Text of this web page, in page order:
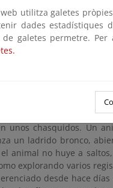
y empiezan a
sin mucha convicción;
y le sigue otro. El
un ciervo volante.
ronronea y palmetea
a media distancia
unos chasquidos. Un
un ladrido bronco,
animal no huye a
explorando varios
desde hace
utilitza galetes
dades estadístiques
galetes permetre. Per